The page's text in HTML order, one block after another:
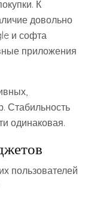
К
довольно
и софта
приложения
Стабильность
одинаковая.
пользователей